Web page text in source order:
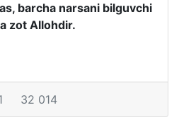
barcha narsani bilguvchi
zot Allohdir.
32 014